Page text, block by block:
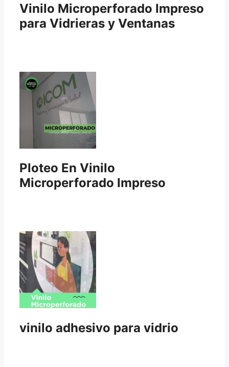
Vinilo Microperforado Impreso
para Vidrieras y Ventanas
Ploteo En Vinilo
Microperforado Impreso
vinilo adhesivo para vidrio